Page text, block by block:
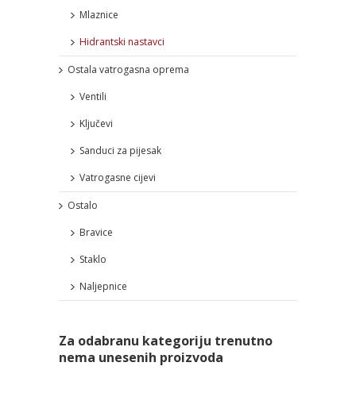
Mlaznice
Hidrantski nastavci
Ostala vatrogasna oprema
Ventili
Ključevi
Sanduci za pijesak
Vatrogasne cijevi
Ostalo
Bravice
Staklo
Naljepnice
Za odabranu kategoriju trenutno
nema unesenih proizvoda